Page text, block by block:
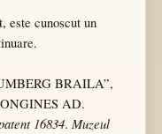
este cunoscut un
BRAILA”,
AD.
16834. Muzeul